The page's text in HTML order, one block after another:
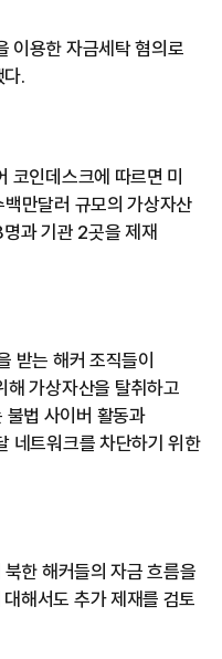
이용한 자금세탁 혐의로
.
코인데스크에 따르면 미
만달러 규모의 가상자산
과 기관 2곳을 제재
받는 해커 조직들이
해 가상자산을 탈취하고
불법 사이버 활동과
네트워크를 차단하기 위한
한 해커들의 자금 흐름을
해서도 추가 제재를 검토